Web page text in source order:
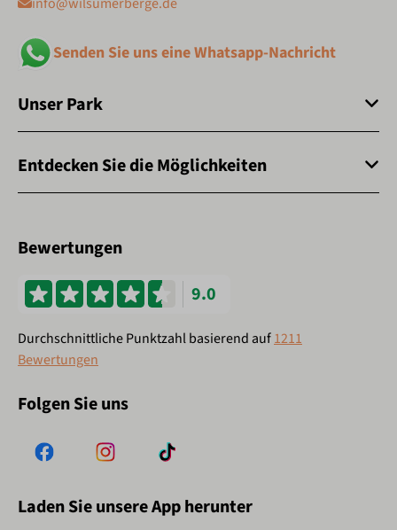
Senden Sie uns eine Whatsapp-Nachricht
Unser Park
Entdecken Sie die Möglichkeiten
Bewertungen
9.0
Durchschnittliche Punktzahl basierend auf1211
Bewertungen
Folgen Sie uns
Laden Sie unsere App herunter